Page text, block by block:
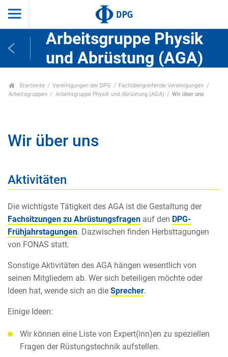
Arbeitsgruppe Physik
und Abrüstung (AGA)
Startseite Vereinigungen der DPG
Fachübergreifende Vereinigungen
Arbeitsgruppen
Arbeitsgruppe Physik und Abrüstung (AGA) Wir über uns
Wir über uns
Aktivitäten
Die wichtigste Tätigkeit des AGA ist die Gestaltung der
Fachsitzungen zu Abrüstungsfragen auf den DPG-
Frühjahrstagungen. Dazwischen finden Herbsttagungen
von FONAS statt.
Sonstige Aktivitäten des AGA hängen wesentlich von
seinen Mitgliedern ab. Wer sich beteiligen möchte oder
Ideen hat, wende sich an die Sprecher.
Einige Ideen:
Wir können eine Liste von Expert(inn)en zu speziellen
Fragen der Rüstungstechnik aufstellen.